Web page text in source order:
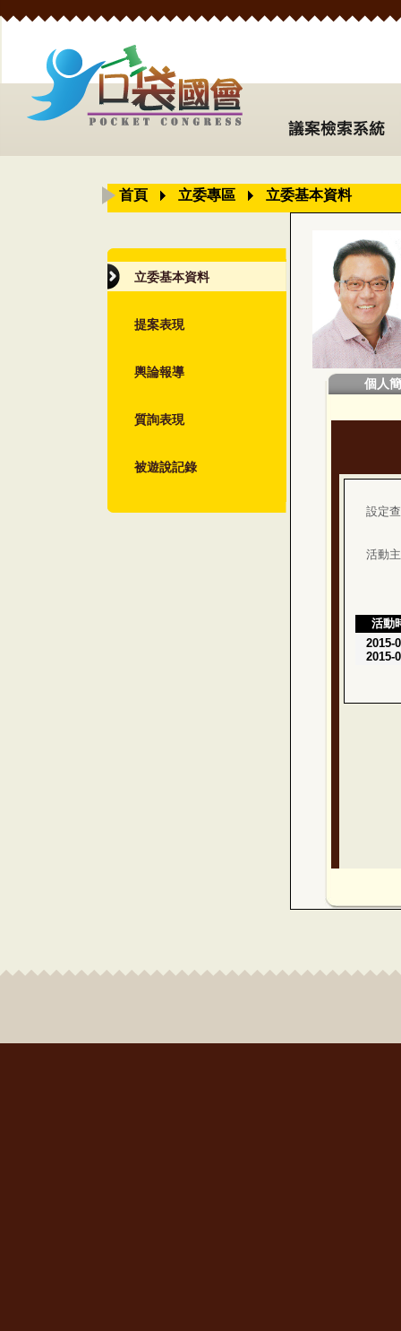
首頁 立委專區 立委基本資料
立委基本資料
提案表現
輿論報導
質詢表現
被遊說記錄
個人